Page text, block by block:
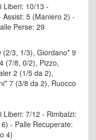
Liberi: 10/13 -
5 (Maniero 2) -
Perse: 29
(2/3, 1/3), Giordano* 9
(7/8, 0/2), Pizzo,
2 (1/5 da 2),
7 (3/8 da 2), Ruocco
7/12 - Rimbalzi:
- Palle Recuperate:
4)